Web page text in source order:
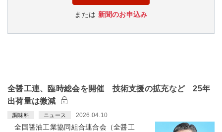
または 新聞のお申込み
全醤工連、臨時総会を開催 技術支援の拡充など 25年
出荷量は微減
調味料 ニュース 2026.04.10
全国醤油工業協同組合連合会（全醤工